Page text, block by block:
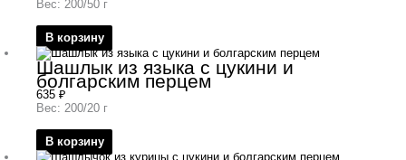
Вес: 200/50 г
В корзину
Шашлык из языка с цукини и
болгарским перцем
635 ₽
Вес: 200/20 г
В корзину